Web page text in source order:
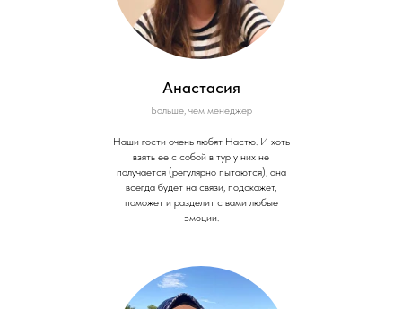
Анастасия
Больше, чем менеджер
Наши гости очень любят Настю. И хоть
взять ее с собой в тур у них не
получается (регулярно пытаются), она
всегда будет на связи, подскажет,
поможет и разделит с вами любые
эмоции.